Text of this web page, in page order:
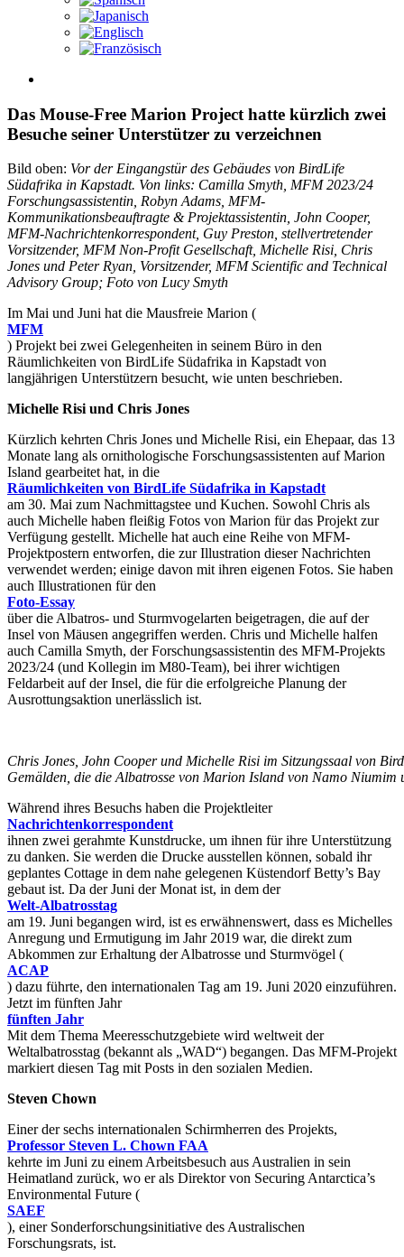
Image
Das Mouse-Free Marion Project hatte kürzlich zwei
Besuche seiner Unterstützer zu verzeichnen
Bild oben: Vor der Eingangstür des Gebäudes von BirdLife
Südafrika in Kapstadt. Von links: Camilla Smyth, MFM 2023/24
Forschungsassistentin, Robyn Adams, MFM-
Kommunikationsbeauftragte & Projektassistentin, John Cooper,
MFM-Nachrichtenkorrespondent, Guy Preston, stellvertretender
Vorsitzender, MFMNon-Profit Gesellschaft, Michelle Risi, Chris
Jones und Peter Ryan, Vorsitzender, MFM Scientific and Technical
Advisory Group; Foto von Lucy Smyth
Im Mai und Juni hat die Mausfreie Marion (
MFM
) Projekt bei zwei Gelegenheiten in seinem Büro in den
Räumlichkeiten von BirdLife Südafrika in Kapstadt von
langjährigen Unterstützern besucht, wie unten beschrieben.
Michelle Risi und Chris Jones
Kürzlich kehrten Chris Jones und Michelle Risi, ein Ehepaar, das 13
Monate lang als ornithologische Forschungsassistenten auf Marion
Island gearbeitet hat, in die
Räumlichkeiten von BirdLife Südafrika in Kapstadt
am 30. Mai zum Nachmittagstee und Kuchen. Sowohl Chris als
auch Michelle haben fleißig Fotos von Marion für das Projekt zur
Verfügung gestellt. Michelle hat auch eine Reihe von MFM-
Projektpostern entworfen, die zur Illustration dieser Nachrichten
verwendet werden; einige davon mit ihren eigenen Fotos. Sie haben
auch Illustrationen für den
Foto-Essay
über die Albatros- und Sturmvogelarten beigetragen, die auf der
Insel von Mäusen angegriffen werden. Chris und Michelle halfen
auch Camilla Smyth, der Forschungsassistentin des MFM-Projekts
2023/24 (und Kollegin im M80-Team), bei ihrer wichtigen
Feldarbeit auf der Insel, die für die erfolgreiche Planung der
Ausrottungsaktion unerlässlich ist.
Chris Jones, John Cooper und Michelle Risi im Sitzungssaal von
Gemälden, die die Albatrosse von Marion Island von Namo
Während ihres Besuchs haben die Projektleiter
Nachrichtenkorrespondent
ihnen zwei gerahmte Kunstdrucke, um ihnen für ihre Unterstützung
zu danken. Sie werden die Drucke ausstellen können, sobald ihr
geplantes Cottage in dem nahe gelegenen Küstendorf Betty’s Bay
gebaut ist. Da der Juni der Monat ist, in dem der
Welt-Albatrosstag
am 19. Juni begangen wird, ist es erwähnenswert, dass es Michelles
Anregung und Ermutigung im Jahr 2019 war, die direkt zum
Abkommen zur Erhaltung der Albatrosse und Sturmvögel (
ACAP
) dazu führte, den internationalen Tag am 19. Juni 2020 einzuführen.
Jetzt im fünften Jahr
fünften Jahr
Mit dem Thema Meeresschutzgebiete wird weltweit der
Weltalbatrosstag (bekannt als „WAD“) begangen. Das MFM-Projekt
markiert diesen Tag mit Posts in den sozialen Medien.
Steven Chown
Einer der sechs internationalen Schirmherren des Projekts,
Professor Steven L. Chown FAA
kehrte im Juni zu einem Arbeitsbesuch aus Australien in sein
Heimatland zurück, wo er als Direktor von Securing Antarctica’s
Environmental Future (
SAEF
), einer Sonderforschungsinitiative des Australischen
Forschungsrats, ist.